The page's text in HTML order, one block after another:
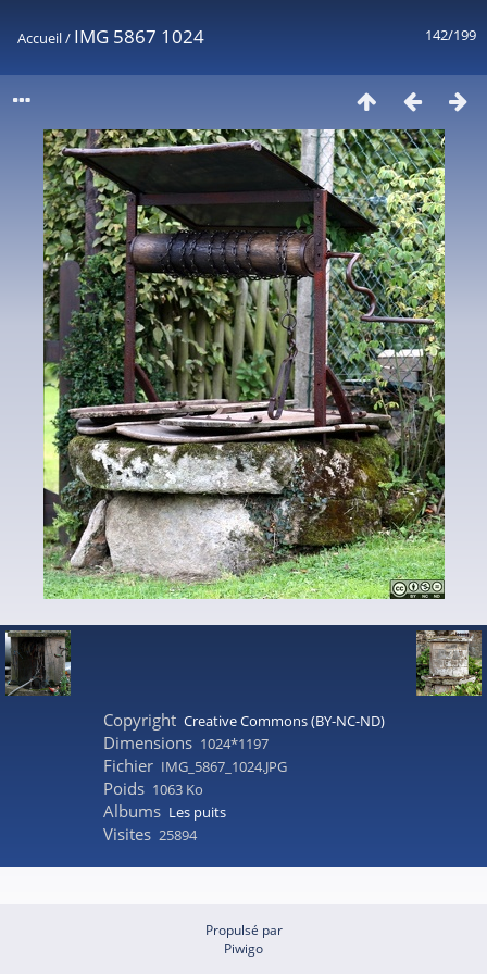
142/199
Accueil/ IMG 5867 1024
Copyright Creative Commons (BY-NC-ND)
Dimensions 1024*1197
Fichier IMG_5867_1024.JPG
Poids 1063 Ko
Albums Les puits
Visites 25894
Propulsé par
Piwigo